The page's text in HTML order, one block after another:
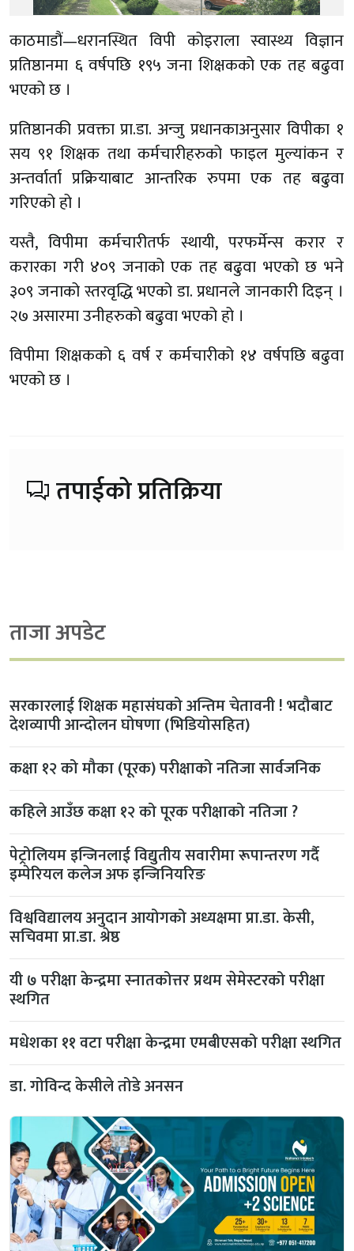
काठमाडौं—धरानस्थित विपी कोइराला स्वास्थ्य विज्ञान
प्रतिष्ठानमा ६ वर्षपछि १९५ जना शिक्षकको एक तह बढुवा
भएको छ ।
प्रतिष्ठानकी प्रवक्ता प्रा.डा. अन्जु प्रधानकाअनुसार विपीका १
सय ९१ शिक्षक तथा कर्मचारीहरुको फाइल मुल्यांकन र
अन्तर्वार्ता प्रक्रियाबाट आन्तरिक रुपमा एक तह बढुवा
गरिएको हो ।
यस्तै, विपीमा कर्मचारीतर्फ स्थायी, परफर्मेन्स करार र
करारका गरी ४०९ जनाको एक तह बढुवा भएको छ भने
३०९ जनाको स्तरवृद्धि भएको डा. प्रधानले जानकारी दिइन् ।
२७ असारमा उनीहरुको बढुवा भएको हो ।
विपीमा शिक्षकको ६ वर्ष र कर्मचारीको १४ वर्षपछि बढुवा
भएको छ ।
तपाईको प्रतिक्रिया
ताजा अपडेट
सरकारलाई शिक्षक महासंघको अन्तिम चेतावनी ! भदौबाट
देशव्यापी आन्दोलन घोषणा (भिडियोसहित)
कक्षा १२ को मौका (पूरक) परीक्षाको नतिजा सार्वजनिक
कहिले आउँछ कक्षा १२ को पूरक परीक्षाको नतिजा ?
पेट्रोलियम इन्जिनलाई विद्युतीय सवारीमा रूपान्तरण गर्दै
इम्पेरियल कलेज अफ इन्जिनियरिङ
विश्वविद्यालय अनुदान आयोगको अध्यक्षमा प्रा.डा. केसी,
सचिवमा प्रा.डा. श्रेष्ठ
यी ७ परीक्षा केन्द्रमा स्नातकोत्तर प्रथम सेमेस्टरको परीक्षा
स्थगित
मधेशका ११ वटा परीक्षा केन्द्रमा एमबीएसको परीक्षा स्थगित
डा. गोविन्द केसीले तोडे अनसन